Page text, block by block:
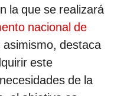
la que se realizará
nacional de
asimismo, destaca
este
de la